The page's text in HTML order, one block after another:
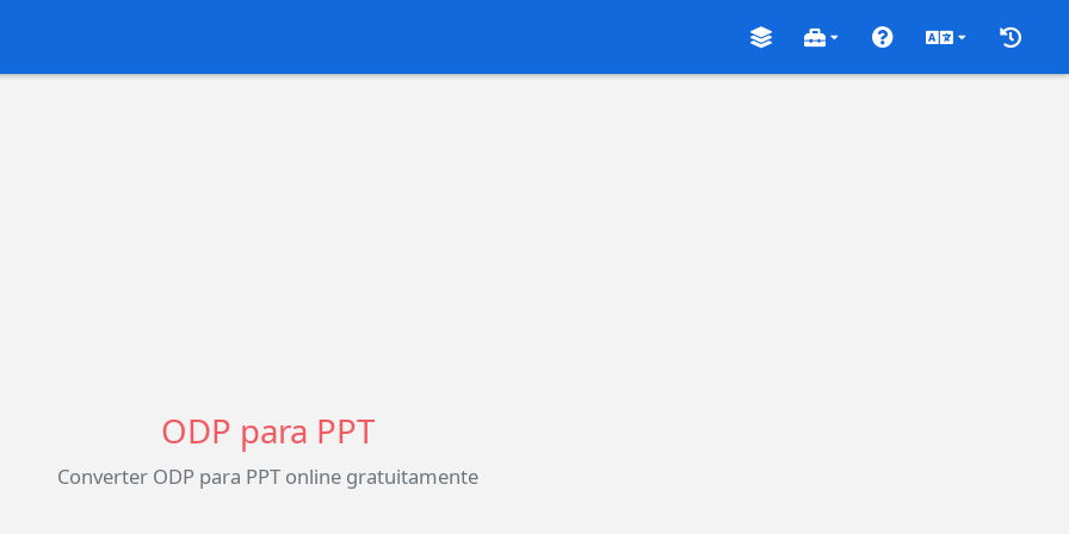
ODP para PPT
Converter ODP para PPT online gratuitamente